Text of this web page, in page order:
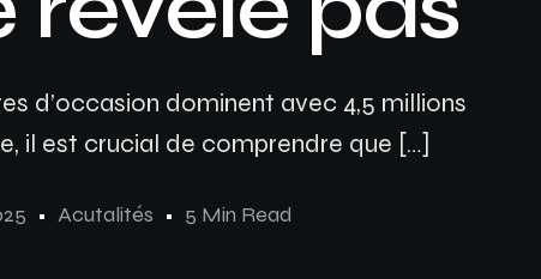
Assurance auto Toulouse
Assurance auto Marseille
d’occasion dominent avec 4,5 millions
il est crucial de comprendre que […]
Acutalités 5 Min Read